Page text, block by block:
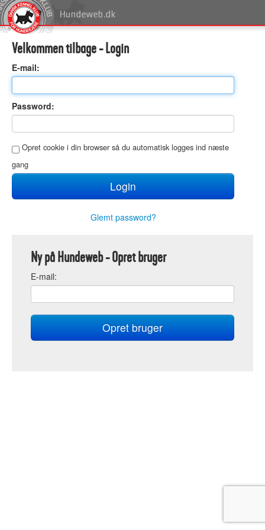
Velkommen tilbage - Login
E-mail:
Password:
Opret cookie i din browser så du automatisk logges ind næste
gang
Glemt password?
Ny på Hundeweb - Opret bruger
E-mail: